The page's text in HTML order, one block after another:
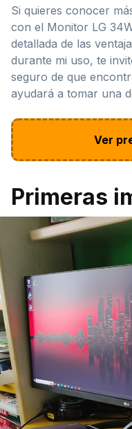
Si quieres conocer
con el Monitor LG
detallada de las
durante mi uso, te
seguro de que
ayudará a tomar una
Ver
Primeras